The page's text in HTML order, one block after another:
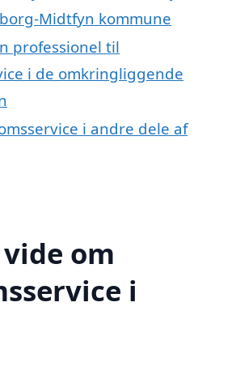
Midtfyn kommune
professionel til
i de omkringliggende
i andre dele af
om
i